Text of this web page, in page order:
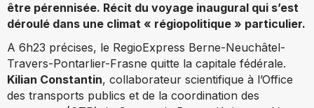
être pérennisée. Récit du voyage inaugural qui s’est
déroulé dans une climat « régiopolitique » particulier.
A 6h23 précises, le RegioExpress Berne-Neuchâtel-
Travers-Pontarlier-Frasne quitte la capitale fédérale.
Kilian Constantin, collaborateur scientifique à l’Office
des transports publics et de la coordination des